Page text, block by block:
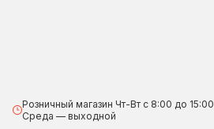
Розничный магазин Чт-Вт с 8:00 до 15:00
Среда — выходной